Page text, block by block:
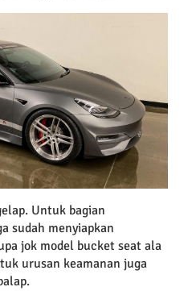
Untuk bagian
sudah menyiapkan
jok model bucket seat ala
urusan keamanan juga